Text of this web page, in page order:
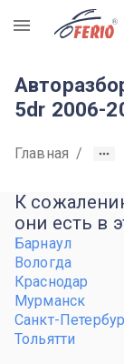
R
5dr 2006-
Главная /
К
они есть в
Барнаул
Вологда
Краснодар
Мурманск
Санкт-
Тольятти